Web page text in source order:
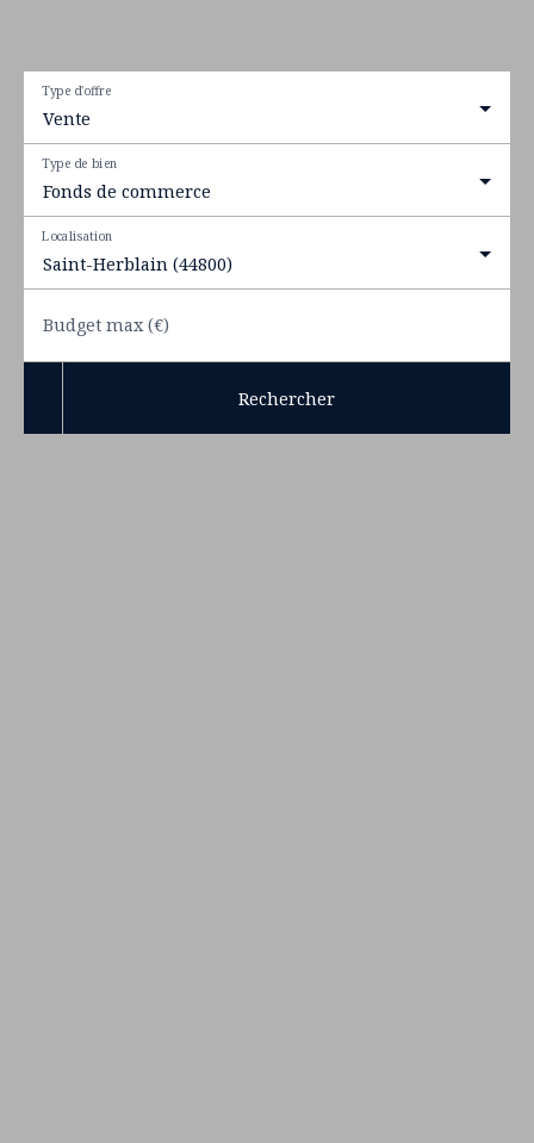
Vente
Type d'offre
Fonds de commerce
Type de bien
Saint-Herblain (44800)
Localisation
Budget max (€)
Rechercher